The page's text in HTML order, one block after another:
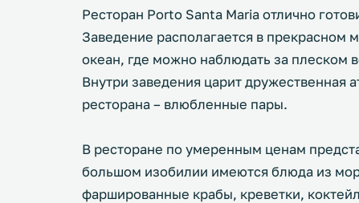
Ресторан Porto Santa Maria отлично
Заведение располагается в прекрасном
океан, где можно наблюдать за плеском
Внутри заведения царит дружественная
ресторана – влюбленные пары.
В ресторане по умеренным ценам
большом изобилии имеются блюда из
фаршированные крабы, креветки,